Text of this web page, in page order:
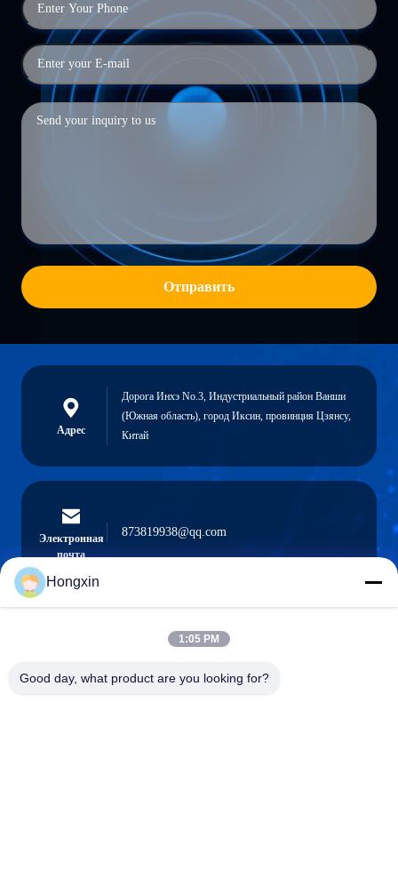
Отправить
Адрес
Дорога Инхэ No.3, Индустриальный район Ванши
(Южная область), город Иксин, провинция Цзянсу,
Китай
Электронная
почта
873819938@qq.com
0086-510-13601538657
Hongxin
1:05 PM
Good day, what product are you looking for?